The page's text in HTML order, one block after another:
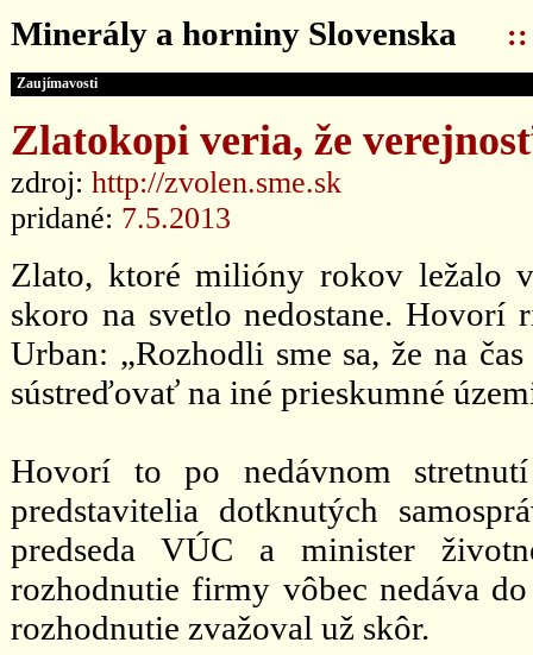
Minerály a horniny Slovenska ::
Zaujímavosti
Zlatokopi veria, že
zdroj: http://zvolen.sme.sk
pridané: 7.5.2013
Zlato, ktoré milióny rokov ležalo
skoro na svetlo nedostane.
Urban: „Rozhodli sme sa, že na
sústreďovať na iné prieskumné
Hovorí to po nedávnom
predstavitelia dotknutých
predseda VÚC a minister
rozhodnutie firmy vôbec nedáva
rozhodnutie zvažoval už skôr.